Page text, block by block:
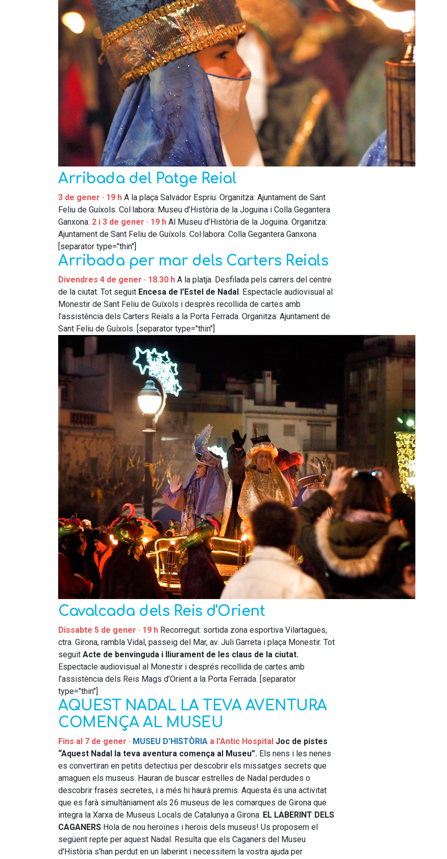
Arribada del Patge Reial
3 de gener · 19 h A la plaça Salvador Espriu. Organitza: Ajuntament de Sant
Feliu de Guíxols. Col·labora: Museu d’Història de la Joguina i Colla Gegantera
Ganxona. 2 i 3 de gener · 19 h Al Museu d’Història de la Joguina. Organitza:
Ajuntament de Sant Feliu de Guíxols. Col·labora: Colla Gegantera Ganxona.
[separator type="thin"]
Arribada per mar dels Carters Reials
Divendres 4 de gener · 18.30 h A la platja. Desfilada pels carrers del centre
de la ciutat. Tot seguit Encesa de l’Estel de Nadal. Espectacle audiovisual al
Monestir de Sant Feliu de Guíxols i desprès recollida de cartes amb
l’assistència dels Carters Reials a la Porta Ferrada. Organitza: Ajuntament de
Sant Feliu de Guíxols. [separator type="thin"]
Cavalcada dels Reis d'Orient
Dissabte 5 de gener · 19 h Recorregut: sortida zona esportiva Vilartagues,
ctra. Girona, rambla Vidal, passeig del Mar, av. Juli Garreta i plaça Monestir. Tot
seguit Acte de benvinguda i lliurament de les claus de la ciutat.
Espectacle audiovisual al Monestir i després recollida de cartes amb
l’assistència dels Reis Mags d’Orient a la Porta Ferrada. [separator
type="thin"]
AQUEST NADAL LA TEVA AVENTURA
COMENÇA AL MUSEU
Fins al 7 de gener · MUSEU D'HISTÒRIA a l'Antic Hospital Joc de pistes
“Aquest Nadal la teva aventura comença al Museu”. Els nens i les nenes
es convertiran en petits detectius per descobrir els missatges secrets que
amaguen els museus. Hauran de buscar estrelles de Nadal perdudes o
descobrir frases secretes, i a més hi haurà premis. Aquesta és una activitat
que es farà simultàniament als 26 museus de les comarques de Girona que
integra la Xarxa de Museus Locals de Catalunya a Girona. EL LABERINT DELS
CAGANERS Hola de nou heroïnes i herois dels museus! Us proposem el
següent repte per aquest Nadal. Resulta que els Caganers del Museu
d'Història s'han perdut en un laberint i necessitem la vostra ajuda per